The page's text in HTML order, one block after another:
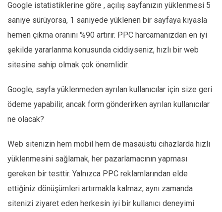
Google istatistiklerine göre , açılış sayfanızın yüklenmesi 5
saniye sürüyorsa, 1 saniyede yüklenen bir sayfaya kıyasla
hemen çıkma oranını %90 artırır. PPC harcamanızdan en iyi
şekilde yararlanma konusunda ciddiyseniz, hızlı bir web
sitesine sahip olmak çok önemlidir.
Google, sayfa yüklenmeden ayrılan kullanıcılar için size geri
ödeme yapabilir, ancak form gönderirken ayrılan kullanıcılar
ne olacak?
Web sitenizin hem mobil hem de masaüstü cihazlarda hızlı
yüklenmesini sağlamak, her pazarlamacının yapması
gereken bir testtir. Yalnızca PPC reklamlarından elde
ettiğiniz dönüşümleri artırmakla kalmaz, aynı zamanda
sitenizi ziyaret eden herkesin iyi bir kullanıcı deneyimi